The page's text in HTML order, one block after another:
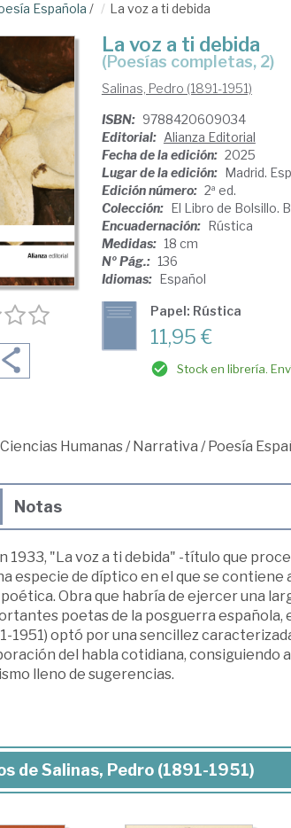
Española / La voz a ti debida
La voz a ti debida
(Poesías completas, 2)
Salinas, Pedro (1891-1951)
ISBN: 9788420609034
Editorial: Alianza Editorial
Fecha de la edición: 2025
Lugar de la edición: Madrid.
Edición número: 2ª ed.
Colección: El Libro de Bolsillo.
Encuadernación: Rústica
Medidas: 18 cm
Nº Pág.: 136
Idiomas: Español
Papel: Rústica
11,95 €
Stock en librería.
Humanas/Narrativa /Poesía
Notas
1933, "La voz a ti debida" -título que
especie de díptico en el que se
Obra que habría de ejercer una
poetas de la posguerra española,
1951) optó por una sencillez
del habla cotidiana, consiguiendo
lleno de sugerencias.
de Salinas, Pedro (1891-1951)